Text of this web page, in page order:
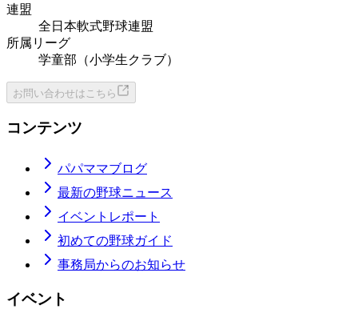
連盟
全日本軟式野球連盟
所属リーグ
学童部（小学生クラブ）
お問い合わせはこちら
コンテンツ
パパママブログ
最新の野球ニュース
イベントレポート
初めての野球ガイド
事務局からのお知らせ
イベント